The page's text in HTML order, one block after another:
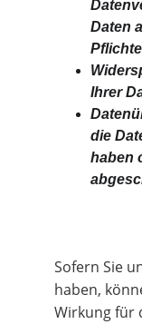
Daten
Ihrer
die
haben
Sofern Sie
haben,
Wirkung für